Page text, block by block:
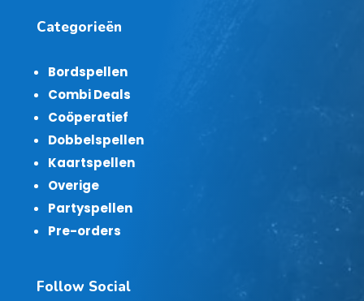
Categorieën
Bordspellen
Combi Deals
Coöperatief
Dobbelspellen
Kaartspellen
Overige
Partyspellen
Pre-orders
Follow Social